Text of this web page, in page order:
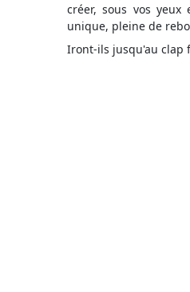
créer, sous vos
unique, pleine de
Iront-ils jusqu'au clap